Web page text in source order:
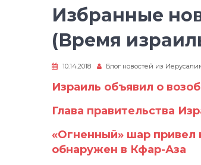
Избранные
(Время
10.14.2018 Блог новостей из
Израиль объявил о
Глава правительства
«Огненный» шар привел
обнаружен в Кфар-Аза